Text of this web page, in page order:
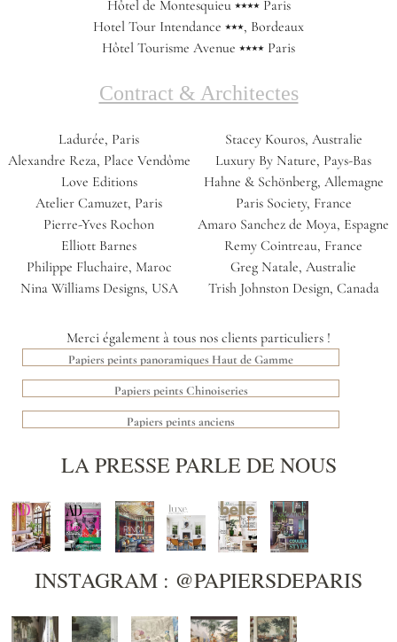
Hôtel de Montesquieu ⭑⭑⭑⭑ Paris
Hotel Tour Intendance ⭑⭑⭑, Bordeaux
Hôtel Tourisme Avenue ⭑⭑⭑⭑ Paris
Contract & Architectes
Ladurée, Paris
Alexandre Reza, Place Vendôme
Love Editions
Atelier Camuzet, Paris
Pierre-Yves Rochon
Elliott Barnes
Philippe Fluchaire, Maroc
Nina Williams Designs, USA
Stacey Kouros, Australie
Luxury By Nature, Pays-Bas
Hahne & Schönberg, Allemagne
Paris Society, France
Amaro Sanchez de Moya, Espagne
Remy Cointreau, France
Greg Natale, Australie
Trish Johnston Design, Canada
Merci également à tous nos clients particuliers !
Papiers peints panoramiques Haut de Gamme
Papiers peints Chinoiseries
Papiers peints anciens
LA PRESSE PARLE DE NOUS
INSTAGRAM : @PAPIERSDEPARIS